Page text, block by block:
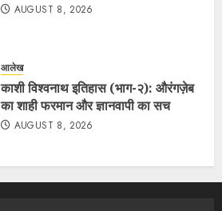
AUGUST 8, 2026
आलेख
काशी विश्वनाथ इतिहास (भाग-२): औरंगज़ेब
का शाही फरमान और ज्ञानवापी का सच
AUGUST 8, 2026